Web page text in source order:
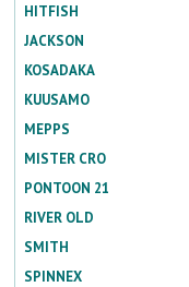
HITFISH
JACKSON
KOSADAKA
KUUSAMO
MEPPS
MISTER CRO
PONTOON 21
RIVER OLD
SMITH
SPINNEX